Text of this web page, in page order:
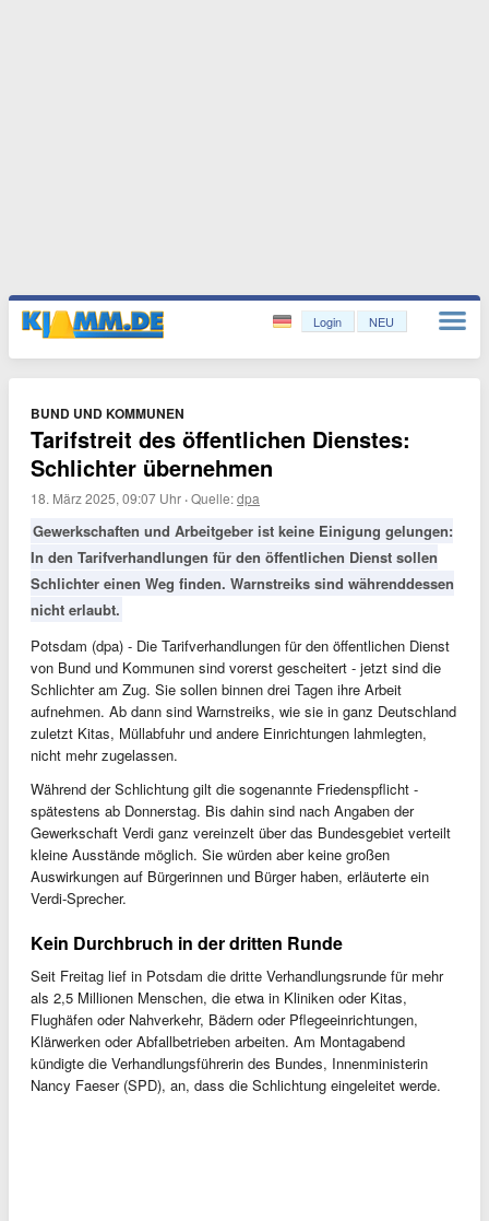
Login NEU
BUND UND KOMMUNEN
Tarifstreit des öffentlichen Dienstes:
Schlichter übernehmen
18. März 2025, 09:07 Uhr ·Quelle:dpa
Gewerkschaften und Arbeitgeber ist keine Einigung gelungen:
In den Tarifverhandlungen für den öffentlichen Dienst sollen
Schlichter einen Weg finden. Warnstreiks sind währenddessen
nicht erlaubt.
Potsdam (dpa) - Die Tarifverhandlungen für den öffentlichen Dienst
von Bund und Kommunen sind vorerst gescheitert - jetzt sind die
Schlichter am Zug. Sie sollen binnen drei Tagen ihre Arbeit
aufnehmen. Ab dann sind Warnstreiks, wie sie in ganz Deutschland
zuletzt Kitas, Müllabfuhr und andere Einrichtungen lahmlegten,
nicht mehr zugelassen.
Während der Schlichtung gilt die sogenannte Friedenspflicht -
spätestens ab Donnerstag. Bis dahin sind nach Angaben der
Gewerkschaft Verdi ganz vereinzelt über das Bundesgebiet verteilt
kleine Ausstände möglich. Sie würden aber keine großen
Auswirkungen auf Bürgerinnen und Bürger haben, erläuterte ein
Verdi-Sprecher.
Kein Durchbruch in der dritten Runde
Seit Freitag lief in Potsdam die dritte Verhandlungsrunde für mehr
als 2,5 Millionen Menschen, die etwa in Kliniken oder Kitas,
Flughäfen oder Nahverkehr, Bädern oder Pflegeeinrichtungen,
Klärwerken oder Abfallbetrieben arbeiten. Am Montagabend
kündigte die Verhandlungsführerin des Bundes, Innenministerin
Nancy Faeser (SPD), an, dass die Schlichtung eingeleitet werde.